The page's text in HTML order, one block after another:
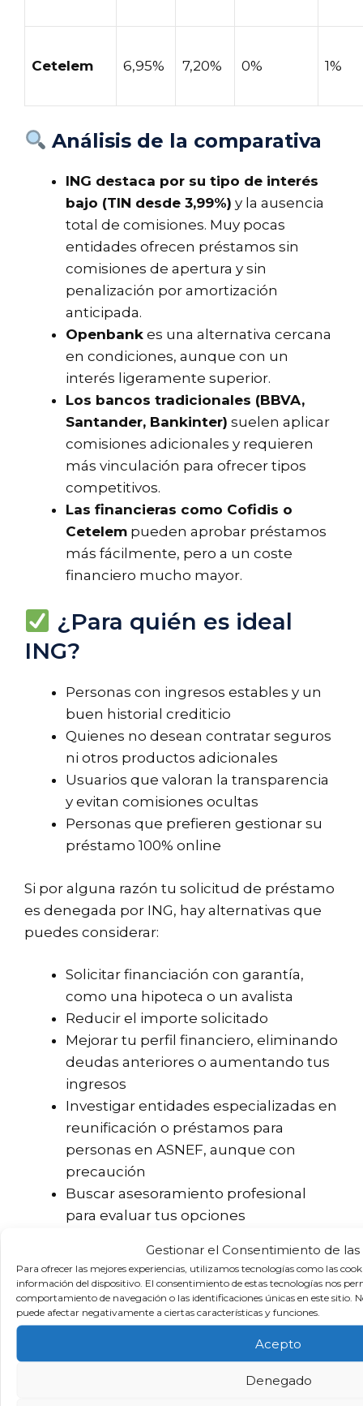
Gestionar el Consentimiento de las
Para ofrecer las mejores experiencias, utilizamos tecnologías como las
información del dispositivo. El consentimiento de estas tecnologías nos
comportamiento de navegación o las identificaciones únicas en este sitio.
puede afectar negativamente a ciertas características y funciones.
Acepto
Denegado
Cetelem 6,95% 7,20% 0% 1%
Análisis de la comparativa
ING destaca por su tipo de interés
bajo (TIN desde 3,99%) y la ausencia
total de comisiones. Muy pocas
entidades ofrecen préstamos sin
comisiones de apertura y sin
penalización por amortización
anticipada.
Openbank es una alternativa cercana
en condiciones, aunque con un
interés ligeramente superior.
Los bancos tradicionales (BBVA,
Santander, Bankinter) suelen aplicar
comisiones adicionales y requieren
más vinculación para ofrecer tipos
competitivos.
Las financieras como Cofidis o
Cetelem pueden aprobar préstamos
más fácilmente, pero a un coste
financiero mucho mayor.
¿Para quién es ideal
ING?
Personas con ingresos estables y un
buen historial crediticio
Quienes no desean contratar seguros
ni otros productos adicionales
Usuarios que valoran la transparencia
y evitan comisiones ocultas
Personas que prefieren gestionar su
préstamo 100% online
Si por alguna razón tu solicitud de préstamo
es denegada por ING, hay alternativas que
puedes considerar:
Solicitar financiación con garantía,
como una hipoteca o un avalista
Reducir el importe solicitado
Mejorar tu perfil financiero, eliminando
deudas anteriores o aumentando tus
ingresos
Investigar entidades especializadas en
reunificación o préstamos para
personas en ASNEF, aunque con
precaución
Buscar asesoramiento profesional
para evaluar tus opciones
En situaciones de sobreendeudamiento,
podríasacogerte a la Ley de Segunda
Oportunidad, que te permite cancelar
deudas bajo ciertas condiciones. Un
abogado especializado puede guiarte en
este proceso.